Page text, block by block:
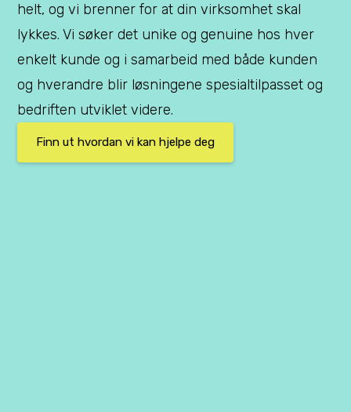
helt, og vi brenner for at din virksomhet skal
lykkes. Vi søker det unike og genuine hos hver
enkelt kunde og i samarbeid med både kunden
og hverandre blir løsningene spesialtilpasset og
bedriften utviklet videre.
Finn ut hvordan vi kan hjelpe deg